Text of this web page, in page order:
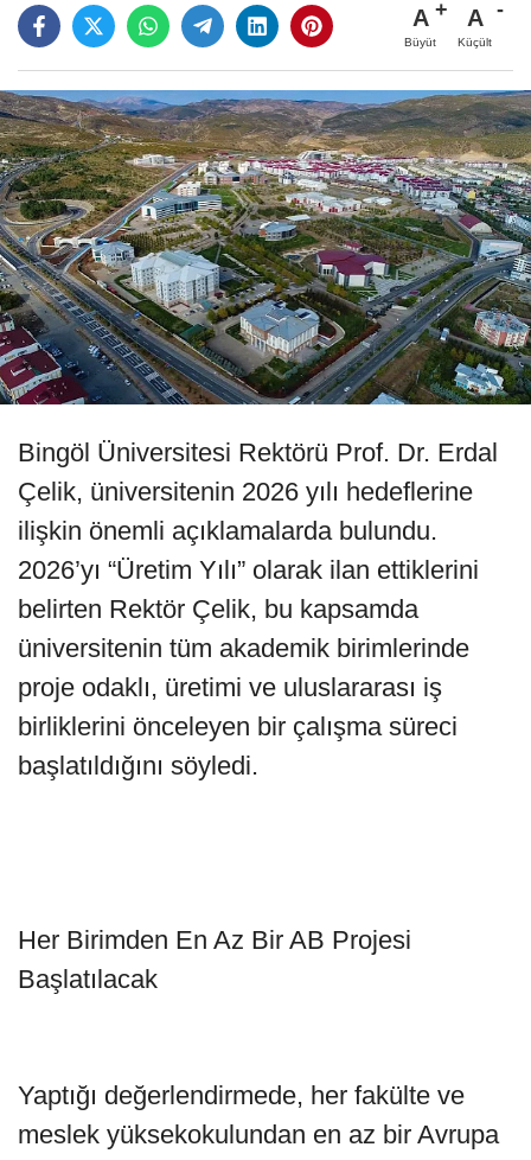
A
Büyüt
A
Küçült
Bingöl Üniversitesi Rektörü Prof. Dr. Erdal
Çelik, üniversitenin 2026 yılı hedeflerine
ilişkin önemli açıklamalarda bulundu.
2026’yı “Üretim Yılı” olarak ilan ettiklerini
belirten Rektör Çelik, bu kapsamda
üniversitenin tüm akademik birimlerinde
proje odaklı, üretimi ve uluslararası iş
birliklerini önceleyen bir çalışma süreci
başlatıldığını söyledi.
Her Birimden En Az Bir AB Projesi
Başlatılacak
Yaptığı değerlendirmede, her fakülte ve
meslek yüksekokulundan en az bir Avrupa